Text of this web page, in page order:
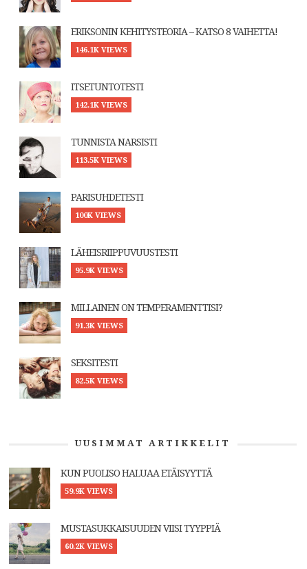
ERIKSONIN KEHITYSTEORIA – KATSO 8 VAIHETTA!
146.1K VIEWS
ITSETUNTOTESTI
142.1K VIEWS
TUNNISTA NARSISTI
113.5K VIEWS
PARISUHDETESTI
100K VIEWS
LÄHEISRIIPPUVUUSTESTI
95.9K VIEWS
MILLAINEN ON TEMPERAMENTTISI?
91.3K VIEWS
SEKSITESTI
82.5K VIEWS
UUSIMMAT ARTIKKELIT
KUN PUOLISO HALUAA ETÄISYYTTÄ
59.9K VIEWS
MUSTASUKKAISUUDEN VIISI TYYPPIÄ
60.2K VIEWS